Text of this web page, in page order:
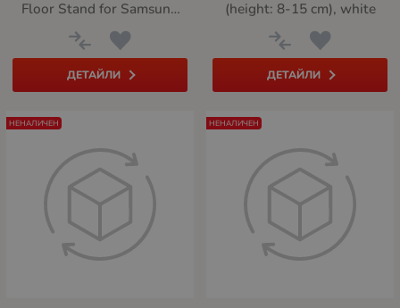
Floor Stand for Samsung
height adjustable)
ДЕТАЙЛИ
(height: 8-15 cm), white
ДЕТАЙЛИ
НЕНАЛИЧЕН НЕНАЛИЧЕН